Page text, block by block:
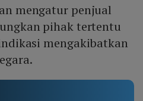
mengatur penjual
pihak tertentu
mengakibatkan